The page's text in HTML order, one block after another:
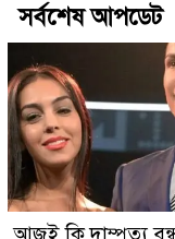
সর্বশেষ আপডেট